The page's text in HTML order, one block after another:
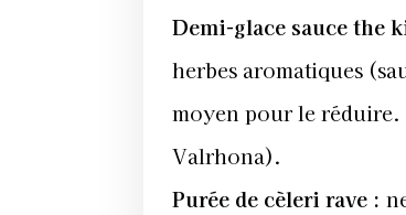
Demi-glace sauce the
herbes aromatiques
moyen pour le
Valrhona).
Purée de cèleri rave :